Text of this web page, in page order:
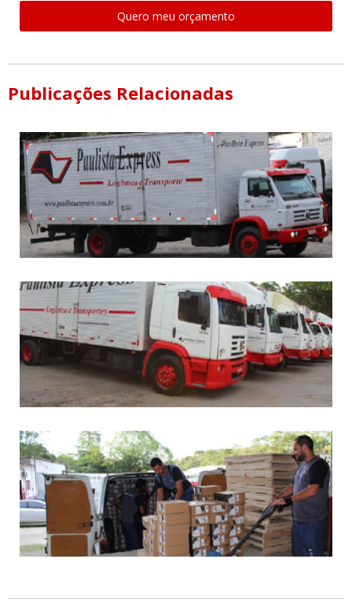
Quero meu orçamento
Publicações Relacionadas